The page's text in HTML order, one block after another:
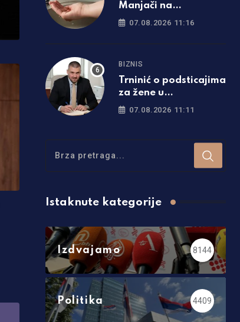
Manjači na
minimumu: Nove
dijelu Banjaluke
07.08.2026 11:16
BIZNIS
Trninić o podsticajima
za žene u
poljoprivredi:
07.08.2026 11:11
Istaknute kategorije
Izdvajamo 8144
Politika 4409